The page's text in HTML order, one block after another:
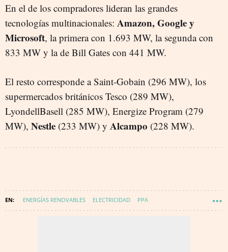
En el de los compradores lideran las grandes
tecnologías multinacionales: Amazon, Google y
Microsoft, la primera con 1.693 MW, la segunda con
833 MW y la de Bill Gates con 441 MW.
El resto corresponde a Saint-Gobain (296 MW), los
supermercados británicos Tesco (289 MW),
LyondellBasell (285 MW), Energize Program (279
MW), Nestle (233 MW) y Alcampo (228 MW).
ENERGÍAS RENOVABLES ELECTRICIDAD PPA